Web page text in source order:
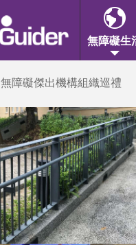
無障礙生
無障礙傑出機構組織巡禮